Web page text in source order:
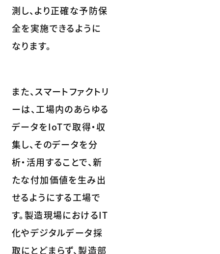
測し、より正確な予防保
全を実施できるように
なります。
また、スマートファクトリ
ーは、工場内のあらゆる
データをIoTで取得・収
集し、そのデータを分
析・活用することで、新
たな付加価値を生み出
せるようにする工場で
す。製造現場におけるIT
化やデジタルデータ採
取にとどまらず、製造部